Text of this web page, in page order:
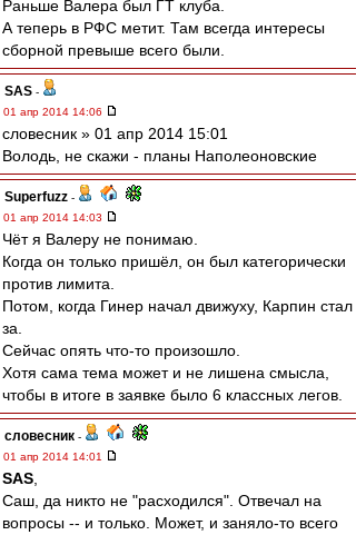
Раньше Валера был ГТ клуба.
А теперь в РФС метит. Там всегда интересы
сборной превыше всего были.
SAS -
01 апр 2014 14:06
словесник » 01 апр 2014 15:01
Володь, не скажи - планы Наполеоновские
Superfuzz -
01 апр 2014 14:03
Чёт я Валеру не понимаю.
Когда он только пришёл, он был категорически
против лимита.
Потом, когда Гинер начал движуху, Карпин стал
за.
Сейчас опять что-то произошло.
Хотя сама тема может и не лишена смысла,
чтобы в итоге в заявке было 6 классных легов.
словесник -
01 апр 2014 14:01
SAS
Саш, да никто не "расходился". Отвечал на
вопросы -- и только. Может, и заняло-то всего